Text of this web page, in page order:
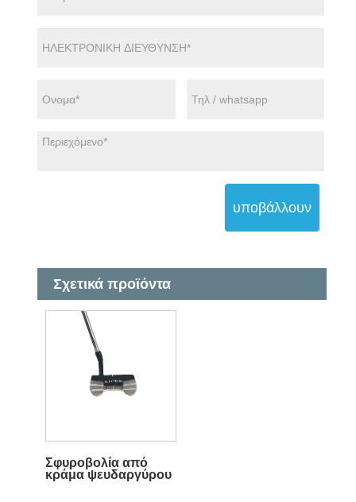
υποβάλλουν
Σχετικά προϊόντα
Σφυροβολία από
κράμα ψευδαργύρου